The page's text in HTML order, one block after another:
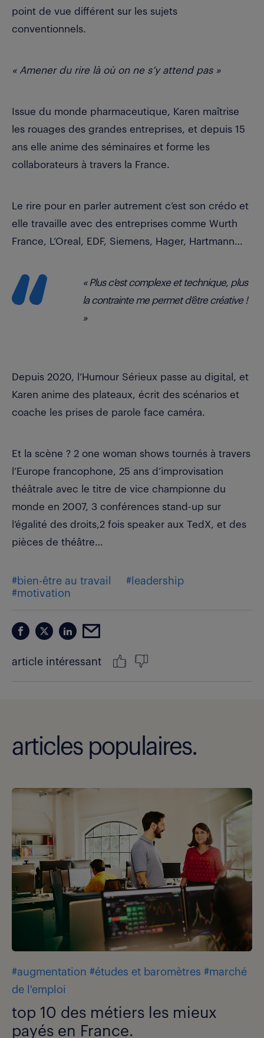
point de vue différent sur les sujets
conventionnels.
« Amener du rire là où on ne s’y attend pas »
Issue du monde pharmaceutique, Karen maîtrise
les rouages des grandes entreprises, et depuis 15
ans elle anime des séminaires et forme les
collaborateurs à travers la France.
Le rire pour en parler autrement c’est son crédo et
elle travaille avec des entreprises comme Wurth
France, L’Oreal, EDF, Siemens, Hager, Hartmann…
« Plus c’est complexe et technique, plus
la contrainte me permet d’être créative !
»
Depuis 2020, l’Humour Sérieux passe au digital, et
Karen anime des plateaux, écrit des scénarios et
coache les prises de parole face caméra.
Et la scène ? 2 one woman shows tournés à travers
l’Europe francophone, 25 ans d’improvisation
théâtrale avec le titre de vice championne du
monde en 2007, 3 conférences stand-up sur
l’égalité des droits,2 fois speaker aux TedX, et des
pièces de théâtre…
#bien-être au travail
#leadership
#motivation
article intéressant
articles populaires.
#augmentation #études et baromètres #marché
de l'emploi
top 10 des métiers les mieux
payés en France.